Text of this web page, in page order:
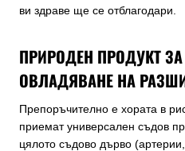
ви здраве ще се отблагодари.
ПРИРОДЕН ПРОДУКТ
ОВЛАДЯВАНЕ НА
Препоръчително е хората в
приемат универсален съдов
цялото съдово дърво